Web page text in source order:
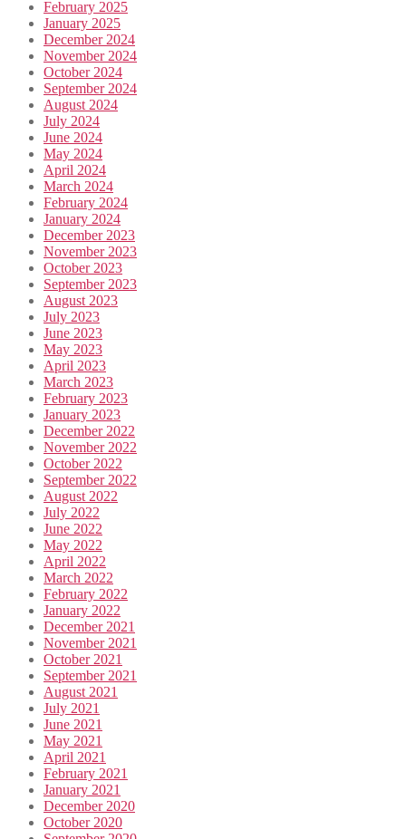
February 2025
January 2025
December 2024
November 2024
October 2024
September 2024
August 2024
July 2024
June 2024
May 2024
April 2024
March 2024
February 2024
January 2024
December 2023
November 2023
October 2023
September 2023
August 2023
July 2023
June 2023
May 2023
April 2023
March 2023
February 2023
January 2023
December 2022
November 2022
October 2022
September 2022
August 2022
July 2022
June 2022
May 2022
April 2022
March 2022
February 2022
January 2022
December 2021
November 2021
October 2021
September 2021
August 2021
July 2021
June 2021
May 2021
April 2021
February 2021
January 2021
December 2020
October 2020